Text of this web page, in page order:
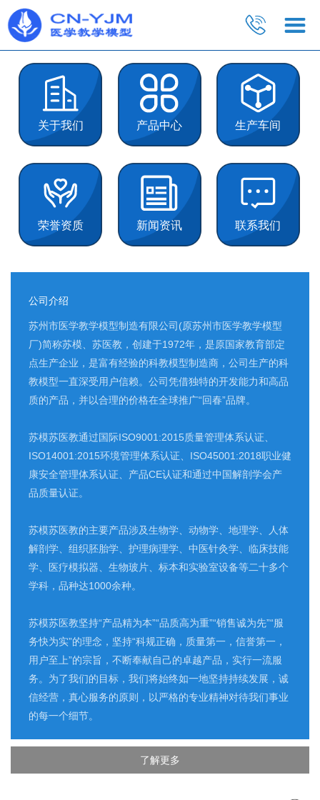
关于我们 产品中心 生产车间
荣誉资质 新闻资讯 联系我们
公司介绍
苏州市医学教学模型制造有限公司(原苏州市医学教学模型
厂)简称苏模、苏医教，创建于1972年，是原国家教育部定
点生产企业，是富有经验的科教模型制造商，公司生产的科
教模型一直深受用户信赖。公司凭借独特的开发能力和高品
质的产品，并以合理的价格在全球推广“回春”品牌。
苏模苏医教通过国际ISO9001:2015质量管理体系认证、
ISO14001:2015环境管理体系认证、ISO45001:2018职业健
康安全管理体系认证、产品CE认证和通过中国解剖学会产
品质量认证。
苏模苏医教的主要产品涉及生物学、动物学、地理学、人体
解剖学、组织胚胎学、护理病理学、中医针灸学、临床技能
学、医疗模拟器、生物玻片、标本和实验室设备等二十多个
学科，品种达1000余种。
苏模苏医教坚持“产品精为本”“品质高为重”“销售诚为先”“服
务快为实”的理念，坚持“科规正确，质量第一，信誉第一，
用户至上”的宗旨，不断奉献自己的卓越产品，实行一流服
务。为了我们的目标，我们将始终如一地坚持持续发展，诚
信经营，真心服务的原则，以严格的专业精神对待我们事业
的每一个细节。
了解更多